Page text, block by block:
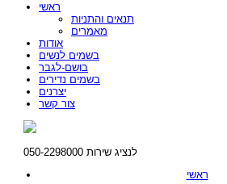
ראשי
תנאים והתניות
מאמרים
אודות
בשמים לנשים
בושם-לגבר
בשמים נדירים
יצרנים
צור קשר
לנציג שירות 050-2298000
ראשי